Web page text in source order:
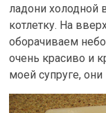
ладони холодной
котлетку. На
оборачиваем
очень красиво и
моей супруге,